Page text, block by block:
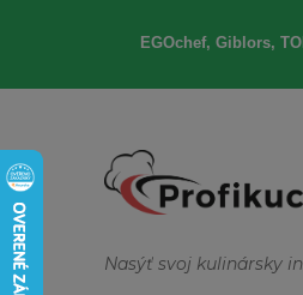
EGOchef, Giblors,
Nasýť svoj kulinársky